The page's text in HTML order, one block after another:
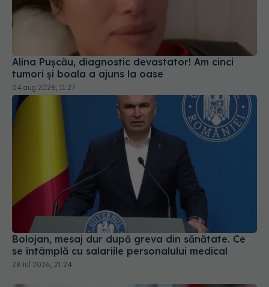
Alina Pușcău, diagnostic devastator! Am cinci
tumori și boala a ajuns la oase
04 aug 2026, 11:27
Bolojan, mesaj dur după greva din sănătate. Ce
se întâmplă cu salariile personalului medical
28 iul 2026, 21:24